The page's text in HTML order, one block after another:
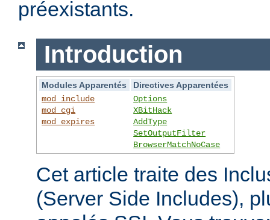
préexistants.
Introduction
Modules Apparentés
Directives Apparentées
mod_include
mod_cgi
mod_expires
Options
XBitHack
AddType
SetOutputFilter
BrowserMatchNoCase
Cet article traite des
(Server Side Includes),